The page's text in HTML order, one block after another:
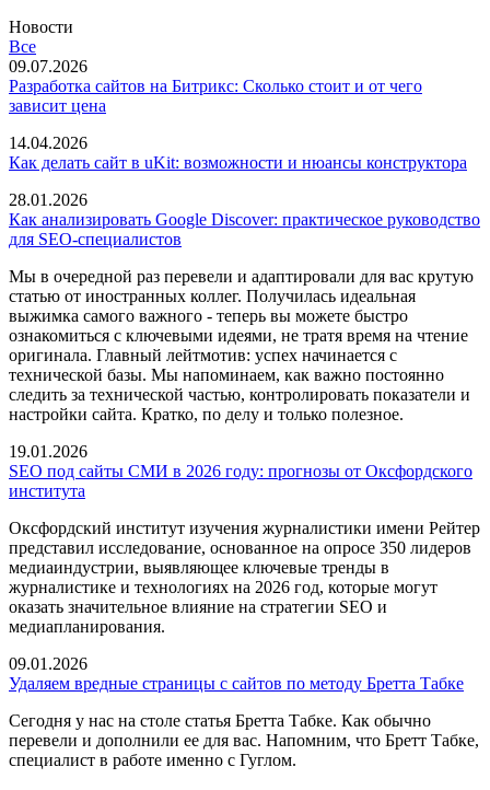
Новости
Все
09.07.2026
Разработка сайтов на Битрикс: Сколько стоит и от чего
зависит цена
14.04.2026
Как делать сайт в uKit: возможности и нюансы конструктора
28.01.2026
Как анализировать Google Discover: практическое руководство
для SEO-специалистов
Мы в очередной раз перевели и адаптировали для вас крутую
статью от иностранных коллег. Получилась идеальная
выжимка самого важного - теперь вы можете быстро
ознакомиться с ключевыми идеями, не тратя время на чтение
оригинала. Главный лейтмотив: успех начинается с
технической базы. Мы напоминаем, как важно постоянно
следить за технической частью, контролировать показатели и
настройки сайта. Кратко, по делу и только полезное.
19.01.2026
SEO под сайты СМИ в 2026 году: прогнозы от Оксфордского
института
Оксфордский институт изучения журналистики имени Рейтер
представил исследование, основанное на опросе 350 лидеров
медиаиндустрии, выявляющее ключевые тренды в
журналистике и технологиях на 2026 год, которые могут
оказать значительное влияние на стратегии SEO и
медиапланирования.
09.01.2026
Удаляем вредные страницы с сайтов по методу Бретта Табке
Сегодня у нас на столе статья Бретта Табке. Как обычно
перевели и дополнили ее для вас. Напомним, что Бретт Табке,
специалист в работе именно с Гуглом.